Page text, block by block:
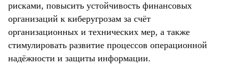
рисками, повысить устойчивость финансовых
организаций к киберугрозам за счёт
организационных и технических мер, а также
стимулировать развитие процессов операционной
надёжности и защиты информации.